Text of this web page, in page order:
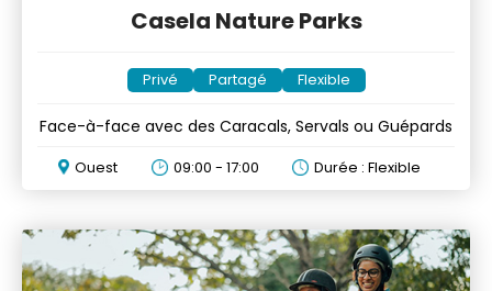
Casela Nature Parks
Privé Partagé Flexible
Face-à-face avec des Caracals, Servals ou Guépards
Ouest 09:00 - 17:00 Durée : Flexible